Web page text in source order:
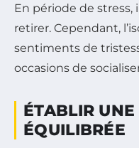
En période de
retirer. Cependant,
sentiments de
occasions de
ÉTABLIR
ÉQUILIBRÉE